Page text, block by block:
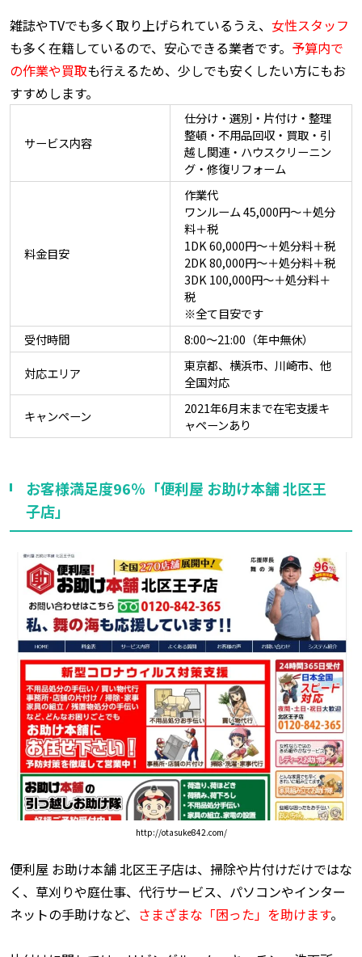
雑誌やTVでも多く取り上げられているうえ、 女性スタッフ
も多く在籍しているので、安心できる業者です。 予算内で
の作業や買取も行えるため、少しでも安くしたい方にもお
すすめします。
サービス内容
仕分け・選別・片付け・整理
整頓・不用品回収・買取・引
越し関連・ハウスクリーニン
グ・修復リフォーム
料金目安
作業代
ワンルーム 45,000円～＋処分
料＋税
1DK 60,000円～＋処分料＋税
2DK 80,000円～＋処分料＋税
3DK 100,000円～＋処分料＋
税
※全て目安です
受付時間
8:00〜21:00（年中無休）
対応エリア
東京都、横浜市、川崎市、他
全国対応
キャンペーン
2021年6月末まで在宅支援キ
ャペーンあり
お客様満足度96％「便利屋 お助け本舗 北区王
子店」
http://otasuke842.com/
便利屋 お助け本舗 北区王子店は、掃除や片付けだけではな
く、草刈りや庭仕事、代行サービス、パソコンやインター
ネットの手助けなど、 さまざまな「困った」を助けます。